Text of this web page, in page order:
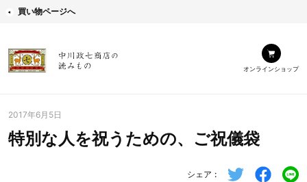
買い物ページへ
オンラインショップ
2017年6月5日
特別な人を祝うための、ご祝儀袋
シェア